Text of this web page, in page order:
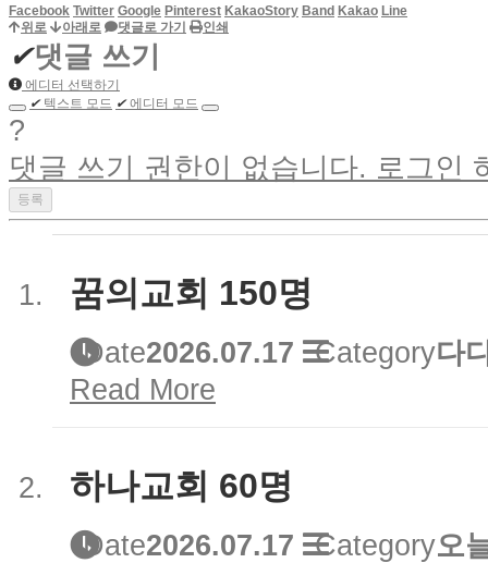
Facebook Twitter Google Pinterest KakaoStory Band Kakao Line
위로
아래로 댓글로 가기 인쇄
✔댓글 쓰기
에디터 선택하기
✔ 텍스트 모드 ✔에디터 모드
?
댓글 쓰기 권한이 없습니다. 로그인
꿈의교회 150명
Date2026.07.17 Category다
Read More
하나교회 60명
Date2026.07.17 Category오